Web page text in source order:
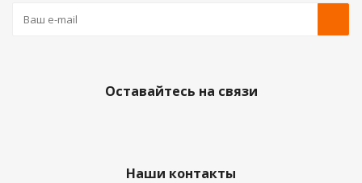
Оставайтесь на связи
Наши контакты